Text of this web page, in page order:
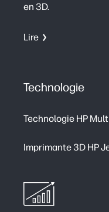
en 3D.
Lire
Technologie
Technologie HP